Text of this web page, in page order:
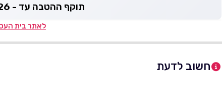
תוקף ההטבה עד - 07.09.2026
לאתר בית
חשוב לדעת